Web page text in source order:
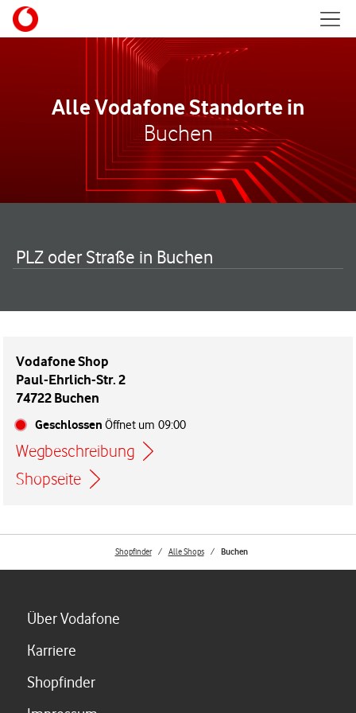
Skip to content
Alle Vodafone Standorte in
Buchen
PLZ oder Straße in Buchen
Vodafone Shop
Paul-Ehrlich-Str. 2
74722 Buchen
Geschlossen Öffnet um 09:00
Wegbeschreibung
Link öffnet in einem neuen Tab
Shopseite
Shopfinder Alle Shops Buchen
Über Vodafone
Karriere
ShopfinderLink öffnet in einem neuen Tab